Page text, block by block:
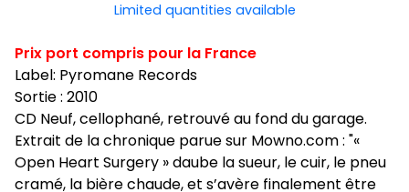
Limited quantities available
Prix port compris pour la France
Label: Pyromane Records
Sortie : 2010
CD Neuf, cellophané, retrouvé au fond du garage.
Extrait de la chronique parue sur Mowno.com : "«
Open Heart Surgery » daube la sueur, le cuir, le pneu
cramé, la bière chaude, et s’avère finalement être